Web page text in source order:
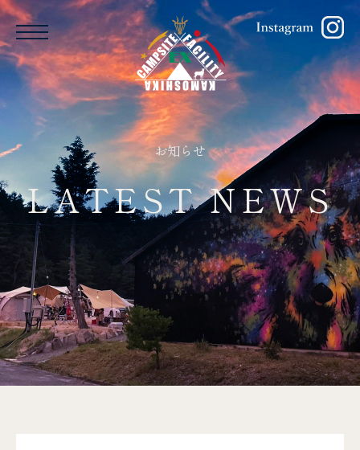
Menu
LATEST NEWS
お知らせ